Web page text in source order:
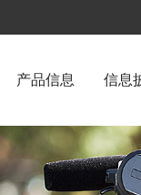
产品信息 信息